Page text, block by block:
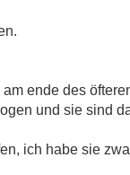
ende des
und sie sind
ich habe sie